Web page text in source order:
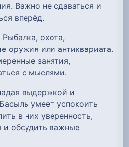
Важно не сдаваться и
вперёд.
Рыбалка, охота,
оружия или антиквариата.
занятия,
с мыслями.
выдержкой и
умеет успокоить
в них уверенность,
и обсудить важные